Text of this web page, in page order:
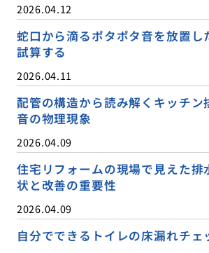
2026.04.12
蛇口から滴るポタポタ音を放置し
試算する
2026.04.11
配管の構造から読み解くキッチン
音の物理現象
2026.04.09
住宅リフォームの現場で見えた排
状と改善の重要性
2026.04.09
自分でできるトイレの床漏れチェ